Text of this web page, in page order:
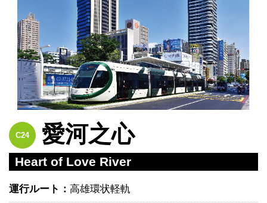
C24 愛河之心
Heart of Love River
運行ルート： 高雄環状軽軌